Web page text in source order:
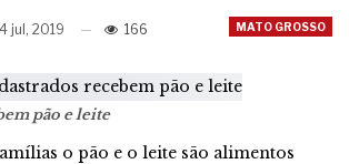
MATO GROSSO
jul, 2019 166
pão e leite
o pão e o leite são alimentos